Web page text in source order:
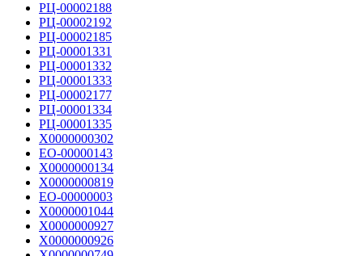
РЦ-00002188
РЦ-00002192
РЦ-00002185
РЦ-00001331
РЦ-00001332
РЦ-00001333
РЦ-00002177
РЦ-00001334
РЦ-00001335
Х0000000302
ЕО-00000143
Х0000000134
Х0000000819
ЕО-00000003
Х0000001044
Х0000000927
Х0000000926